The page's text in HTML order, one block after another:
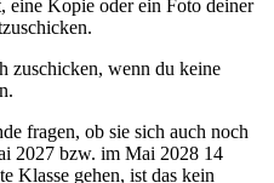
eine Kopie oder ein Foto deiner
zuschicken, wenn du keine
fragen, ob sie sich auch noch
2027 bzw. im Mai 2028 14
Klasse gehen, ist das kein